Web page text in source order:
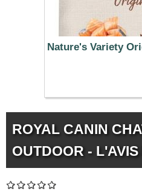
Nature's Variety
ROYAL CANIN
OUTDOOR -